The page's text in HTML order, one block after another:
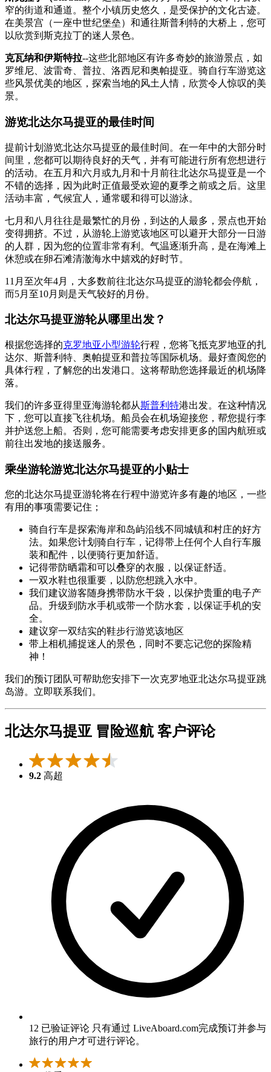
窄的街道和通道。整个小镇历史悠久，是受保护的文化古迹。
在美景宫（一座中世纪堡垒）和通往斯普利特的大桥上，您可
以欣赏到斯克拉丁的迷人景色。
克瓦纳和伊斯特拉--这些北部地区有许多奇妙的旅游景点，如
罗维尼、波雷奇、普拉、洛西尼和奥帕提亚。骑自行车游览这
些风景优美的地区，探索当地的风土人情，欣赏令人惊叹的美
景。
游览北达尔马提亚的最佳时间
提前计划游览北达尔马提亚的最佳时间。在一年中的大部分时
间里，您都可以期待良好的天气，并有可能进行所有您想进行
的活动。在五月和六月或九月和十月前往北达尔马提亚是一个
不错的选择，因为此时正值最受欢迎的夏季之前或之后。这里
活动丰富，气候宜人，通常暖和得可以游泳。
七月和八月往往是最繁忙的月份，到达的人最多，景点也开始
变得拥挤。不过，从游轮上游览该地区可以避开大部分一日游
的人群，因为您的位置非常有利。气温逐渐升高，是在海滩上
休憩或在卵石滩清澈海水中嬉戏的好时节。
11月至次年4月，大多数前往北达尔马提亚的游轮都会停航，
而5月至10月则是天气较好的月份。
北达尔马提亚游轮从哪里出发？
根据您选择的克罗地亚小型游轮行程，您将飞抵克罗地亚的扎
达尔、斯普利特、奥帕提亚和普拉等国际机场。最好查阅您的
具体行程，了解您的出发港口。这将帮助您选择最近的机场降
落。
我们的许多亚得里亚海游轮都从斯普利特港出发。在这种情况
下，您可以直接飞往机场。船员会在机场迎接您，帮您提行李
并护送您上船。否则，您可能需要考虑安排更多的国内航班或
前往出发地的接送服务。
乘坐游轮游览北达尔马提亚的小贴士
您的北达尔马提亚游轮将在行程中游览许多有趣的地区，一些
有用的事项需要记住；
骑自行车是探索海岸和岛屿沿线不同城镇和村庄的好方
法。如果您计划骑自行车，记得带上任何个人自行车服
装和配件，以便骑行更加舒适。
记得带防晒霜和可以叠穿的衣服，以保证舒适。
一双水鞋也很重要，以防您想跳入水中。
我们建议游客随身携带防水干袋，以保护贵重的电子产
品。升级到防水手机或带一个防水套，以保证手机的安
全。
建议穿一双结实的鞋步行游览该地区
带上相机捕捉迷人的景色，同时不要忘记您的探险精
神！
我们的预订团队可帮助您安排下一次克罗地亚北达尔马提亚跳
岛游。立即联系我们。
北达尔马提亚 冒险巡航 客户评论
9.2 高超
12 已验证评论 只有通过 LiveAboard.com完成预订并参与
旅行的用户才可进行评论。